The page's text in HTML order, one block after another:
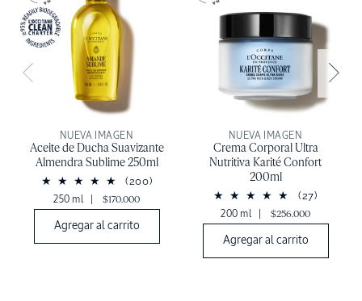
NUEVA IMAGEN
Aceite de Ducha Suavizante
Almendra Sublime 250ml
(200)
250 ml $170.000
Agregar al carrito
NUEVA IMAGEN
Crema Corporal Ultra
Nutritiva Karité Confort
200ml
(27)
200 ml $256.000
Agregar al carrito